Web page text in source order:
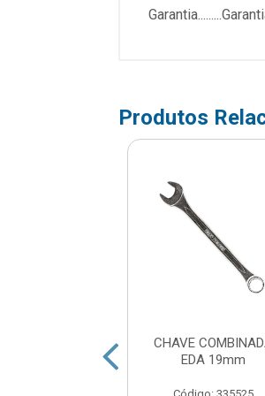
Produtos
CHAVE
EDA 19mm